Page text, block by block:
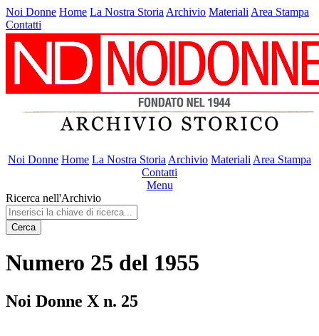
Noi Donne Home La Nostra Storia Archivio Materiali Area Stampa
Contatti
Noi Donne Home La Nostra Storia Archivio Materiali Area Stampa
Contatti
Menu
Ricerca nell'Archivio
Cerca
Numero 25 del 1955
Noi Donne X n. 25